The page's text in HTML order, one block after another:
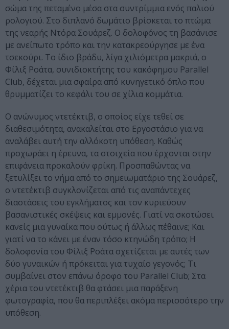
σώμα της πεταμένο μέσα στα συντρίμμια ενός παλιού
ρολογιού. Στο διπλανό δωμάτιο βρίσκεται το πτώμα
της νεαρής Ντόρα Σουάρεζ. Ο δολοφόνος τη βασάνισε
με ανείπωτο τρόπο και την κατακρεούργησε με ένα
τσεκούρι. Το ίδιο βράδυ, λίγα χιλιόμετρα μακριά, ο
Φίλιξ Ροάτα, συνιδιοκτήτης του κακόφημου Parallel
Club, δέχεται μια σφαίρα από κυνηγετικό όπλο που
θρυμματίζει το κεφάλι του σε χίλια κομμάτια.
Ο ανώνυμος ντετέκτιβ, ο οποίος είχε τεθεί σε
διαθεσιμότητα, ανακαλείται στο Εργοστάσιο για να
αναλάβει αυτή την αλλόκοτη υπόθεση. Καθώς
προχωράει η έρευνα, τα στοιχεία που έρχονται στην
επιφάνεια προκαλούν φρίκη. Προσπαθώντας να
ξετυλίξει το νήμα από το σημειωματάριο της Σουάρεζ,
ο ντετέκτιβ συγκλονίζεται από τις αναπάντεχες
διαστάσεις του εγκλήματος και τον κυριεύουν
βασανιστικές σκέψεις και εμμονές. Γιατί να σκοτώσει
κανείς μια γυναίκα που ούτως ή άλλως πέθαινε; Και
γιατί να το κάνει με έναν τόσο κτηνώδη τρόπο; Η
δολοφονία του Φίλιξ Ροάτα σχετίζεται με αυτές των
δύο γυναικών ή πρόκειται για τυχαίο γεγονός; Τι
συμβαίνει στον επάνω όροφο του Parallel Club; Στα
χέρια του ντετέκτιβ θα φτάσει μια παράξενη
φωτογραφία, που θα περιπλέξει ακόμα περισσότερο την
υπόθεση.